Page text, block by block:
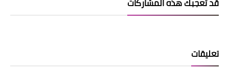
تعليقات